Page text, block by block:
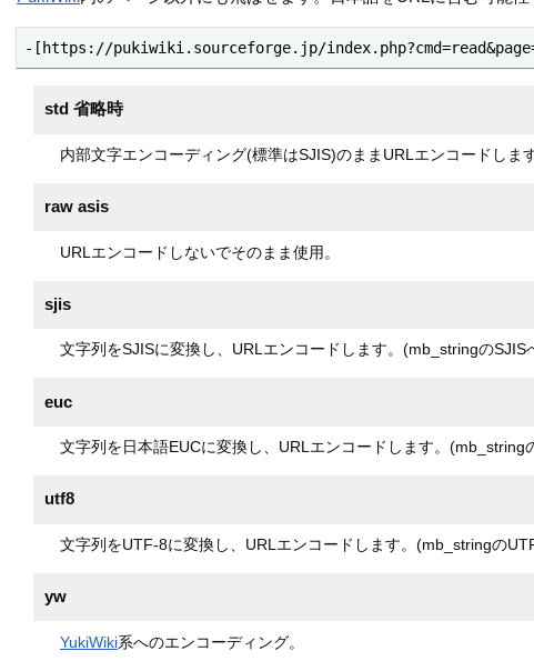
-[https://pukiwiki.sourceforge.jp/
std 省略時
内部文字エンコーディング(標準はSJIS)のままURLエンコードします
raw asis
URLエンコードしないでそのまま使用。
sjis
文字列をSJISに変換し、URLエンコードします。(mb_stringのSJIS
euc
文字列を日本語EUCに変換し、URLエンコードします。(mb_string
utf8
文字列をUTF-8に変換し、URLエンコードします。(mb_stringの
yw
YukiWiki系へのエンコーディング。